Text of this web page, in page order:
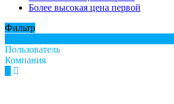
Более высокая цена первой
Фильтр
Пользователь
Компания